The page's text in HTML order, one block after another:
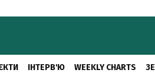
ІНТЕРВ'Ю WEEKLY CHARTS